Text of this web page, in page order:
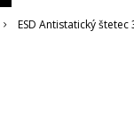
ESD Antistatický štetec